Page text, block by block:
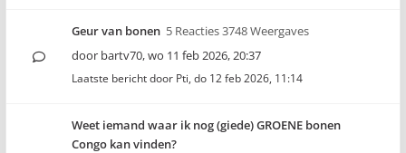
Geur van bonen 5 Reacties 3748 Weergaves
door bartv70,wo 11 feb 2026, 20:37
Laatste bericht door Pti, do 12 feb 2026, 11:14
Weet iemand waar ik nog (giede) GROENE bonen
Congo kan vinden?